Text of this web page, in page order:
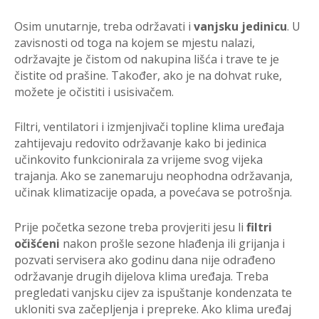
Osim unutarnje, treba održavati i vanjsku jedinicu. U
zavisnosti od toga na kojem se mjestu nalazi,
održavajte je čistom od nakupina lišća i trave te je
čistite od prašine. Također, ako je na dohvat ruke,
možete je očistiti i usisivačem.
Filtri, ventilatori i izmjenjivači topline klima uređaja
zahtijevaju redovito održavanje kako bi jedinica
učinkovito funkcionirala za vrijeme svog vijeka
trajanja. Ako se zanemaruju neophodna održavanja,
učinak klimatizacije opada, a povećava se potrošnja.
Prije početka sezone treba provjeriti jesu li filtri
očišćeni nakon prošle sezone hlađenja ili grijanja i
pozvati servisera ako godinu dana nije odrađeno
održavanje drugih dijelova klima uređaja. Treba
pregledati vanjsku cijev za ispuštanje kondenzata te
ukloniti sva začepljenja i prepreke. Ako klima uređaj